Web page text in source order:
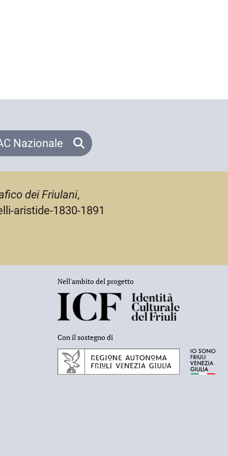
Nazionale
dei Friulani,
aristide-1830-1891
Nell'ambito del progetto
Con il sostegno di